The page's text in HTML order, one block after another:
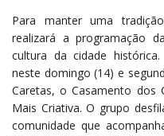
Para manter uma
realizará a programação
cultura da cidade
neste domingo (14) e
Caretas, o Casamento dos
Mais Criativa. O grupo
comunidade que